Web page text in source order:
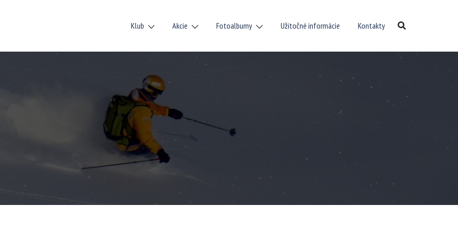
Klub Akcie Fotoalbumy Užitočné informácie Kontakty